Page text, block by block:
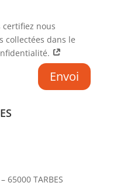
certifiez nous
collectées dans le
Envoi
65000 TARBES